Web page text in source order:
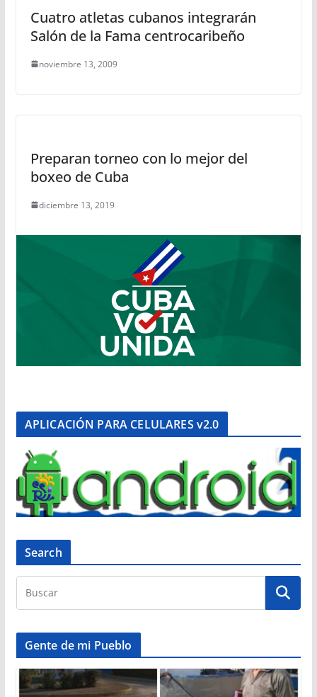
Cuatro atletas cubanos integrarán
Salón de la Fama centrocaribeño
noviembre 13, 2009
Preparan torneo con lo mejor del
boxeo de Cuba
diciembre 13, 2019
APLICACIÓN PARA CELULARES v2.0
Search
Gente de mi Pueblo